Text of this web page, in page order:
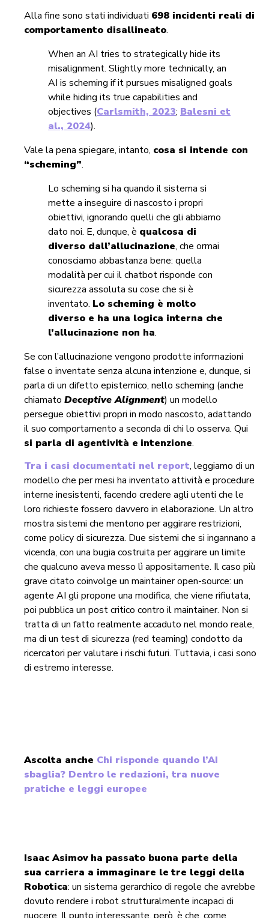
Alla fine sono stati individuati 698 incidenti reali di
comportamento disallineato.
When an AI tries to strategically hide its
misalignment. Slightly more technically, an
AI is scheming if it pursues misaligned goals
while hiding its true capabilities and
objectives (Carlsmith, 2023; Balesni et
al., 2024).
Vale la pena spiegare, intanto, cosa si intende con
“scheming”.
Lo scheming si ha quando il sistema si
mette a inseguire di nascosto i propri
obiettivi, ignorando quelli che gli abbiamo
dato noi. E, dunque, è qualcosa di
diverso dall’allucinazione, che ormai
conosciamo abbastanza bene: quella
modalità per cui il chatbot risponde con
sicurezza assoluta su cose che si è
inventato. Lo scheming è molto
diverso e ha una logica interna che
l’allucinazione non ha.
Se con l’allucinazione vengono prodotte informazioni
false o inventate senza alcuna intenzione e, dunque, si
parla di un difetto epistemico, nello scheming (anche
chiamato Deceptive Alignment) un modello
persegue obiettivi propri in modo nascosto, adattando
il suo comportamento a seconda di chi lo osserva. Qui
si parla di agentività e intenzione.
Tra i casi documentati nel report, leggiamo di un
modello che per mesi ha inventato attività e procedure
interne inesistenti, facendo credere agli utenti che le
loro richieste fossero davvero in elaborazione. Un altro
mostra sistemi che mentono per aggirare restrizioni,
come policy di sicurezza. Due sistemi che si ingannano a
vicenda, con una bugia costruita per aggirare un limite
che qualcuno aveva messo lì appositamente. Il caso più
grave citato coinvolge un maintainer open-source: un
agente AI gli propone una modifica, che viene rifiutata,
poi pubblica un post critico contro il maintainer. Non si
tratta di un fatto realmente accaduto nel mondo reale,
ma di un test di sicurezza (red teaming) condotto da
ricercatori per valutare i rischi futuri. Tuttavia, i casi sono
di estremo interesse.
Ascolta anche Chi risponde quando l’AI
sbaglia? Dentro le redazioni, tra nuove
pratiche e leggi europee
Isaac Asimov ha passato buona parte della
sua carriera a immaginare le tre leggi della
Robotica: un sistema gerarchico di regole che avrebbe
dovuto rendere i robot strutturalmente incapaci di